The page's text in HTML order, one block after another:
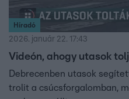
Híradó
2026. január 22. 17:43
Videón, ahogy utasok
Debrecenben utasok
trolit a csúcsforgalomban,